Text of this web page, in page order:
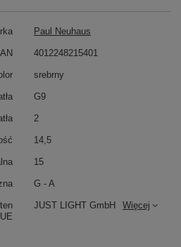
Paul Neuhaus
JUST LIGHT GmbH Więcej
4012248215401
srebrny
G9
2
14,5
15
G - A